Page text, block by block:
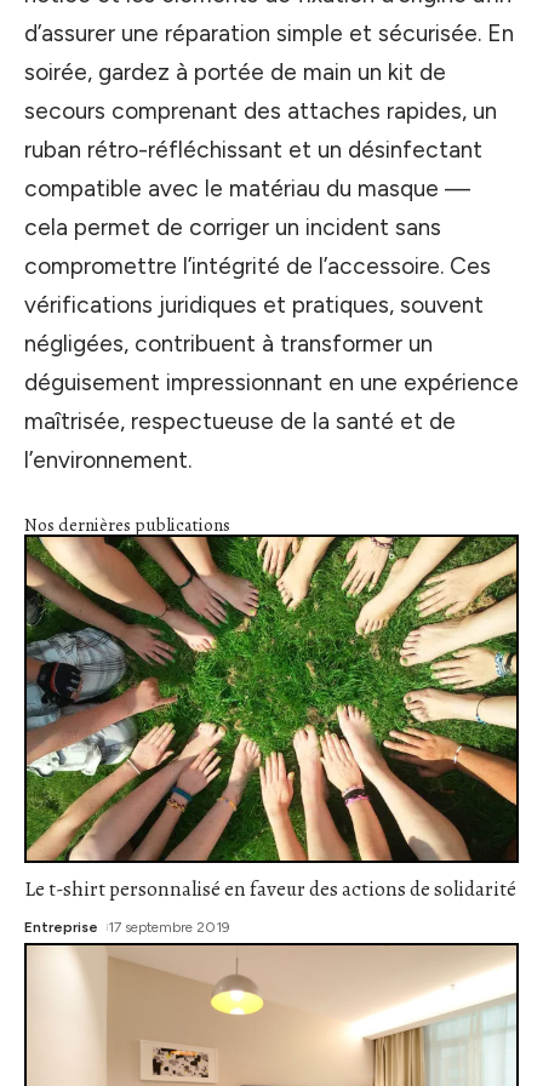
d’assurer une réparation simple et sécurisée. En
soirée, gardez à portée de main un kit de
secours comprenant des attaches rapides, un
ruban rétro-réfléchissant et un désinfectant
compatible avec le matériau du masque —
cela permet de corriger un incident sans
compromettre l’intégrité de l’accessoire. Ces
vérifications juridiques et pratiques, souvent
négligées, contribuent à transformer un
déguisement impressionnant en une expérience
maîtrisée, respectueuse de la santé et de
l’environnement.
Nos dernières publications
Le t-shirt personnalisé en faveur des actions de solidarité
Entreprise 17 septembre 2019